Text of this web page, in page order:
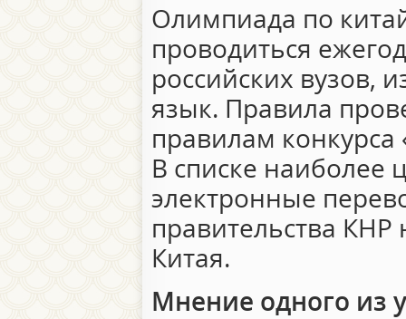
Олимпиада по
проводиться
российских вузов,
язык. Правила
правилам конкурса
В списке наиболее
электронные
правительства
Китая.
Мнение одного из